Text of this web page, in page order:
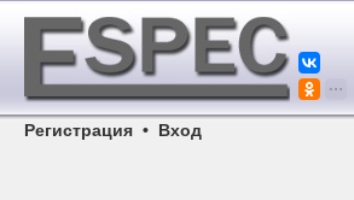
Регистрация • Вход